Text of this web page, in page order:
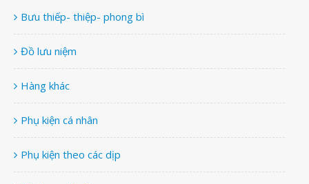
Bưu thiếp- thiệp- phong bì
Đồ lưu niệm
Hàng khác
Phụ kiện cá nhân
Phụ kiện theo các dịp